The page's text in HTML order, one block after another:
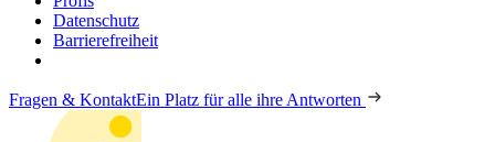
Datenschutz
Barrierefreiheit
Fragen & KontaktEin Platz für alle ihre Antworten